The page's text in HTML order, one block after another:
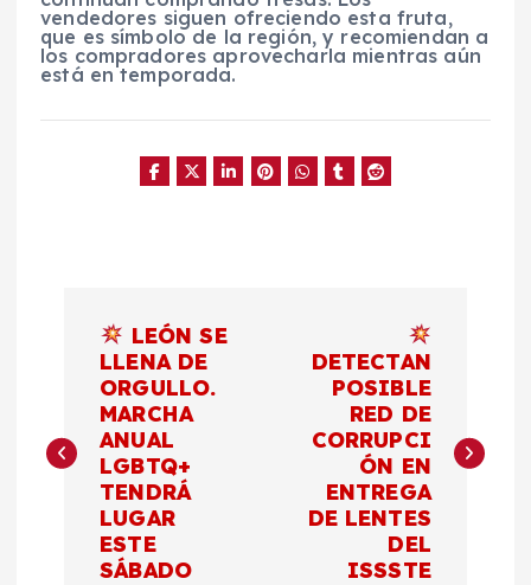
vendedores siguen ofreciendo esta fruta,
que es símbolo de la región, y recomiendan a
los compradores aprovecharla mientras aún
está en temporada.
v
e
LEÓN SE
LLENA DE
ORGULLO.
MARCHA
ANUAL
LGBTQ+
TENDRÁ
LUGAR
ESTE
SÁBADO
DETECTAN
POSIBLE
RED DE
CORRUPCI
ÓN EN
ENTREGA
DE LENTES
DEL
ISSSTE